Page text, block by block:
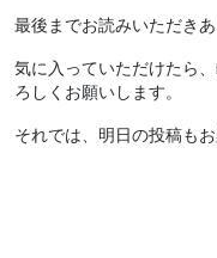
最後までお読みいただき
気に入っていただけたら、
ろしくお願いします。
それでは、明日の投稿もお